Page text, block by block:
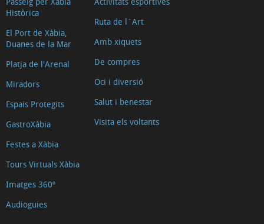
Històrica
El Port de Xàbia,
Duanes de la Mar
Platja de l'Arenal
Miradors
Espais Protegits
GastroXàbia
Festes a Xàbia
Tours Virtuals Xàbia
Imatges 360º
Audioguies
Ruta de l´Art
Amb xiquets
De compres
Oci i diversió
Salut i benestar
Visita els voltants